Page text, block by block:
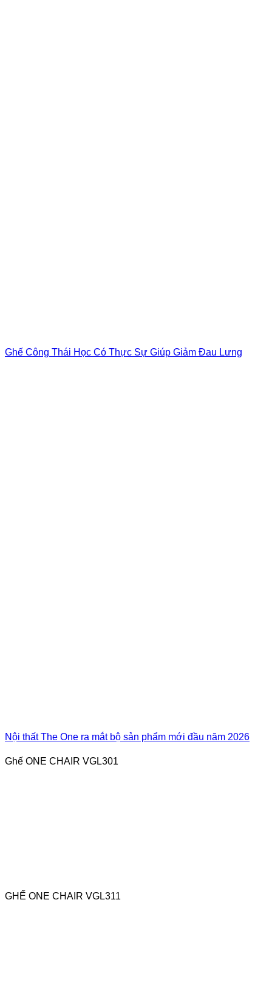
Ghế Công Thái Học Có Thực Sự Giúp Giảm Đau Lưng
Nội thất The One ra mắt bộ sản phẩm mới đầu năm 2026
Ghế ONE CHAIR VGL301
GHẾ ONE CHAIR VGL311